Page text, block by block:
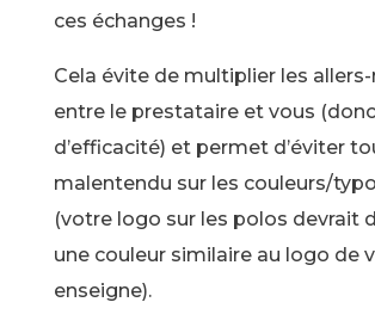
ces échanges !
Cela évite de multiplier les
entre le prestataire et vous
d’efficacité) et permet d’éviter
malentendu sur les couleurs/
(votre logo sur les polos devrait
une couleur similaire au logo de
enseigne).